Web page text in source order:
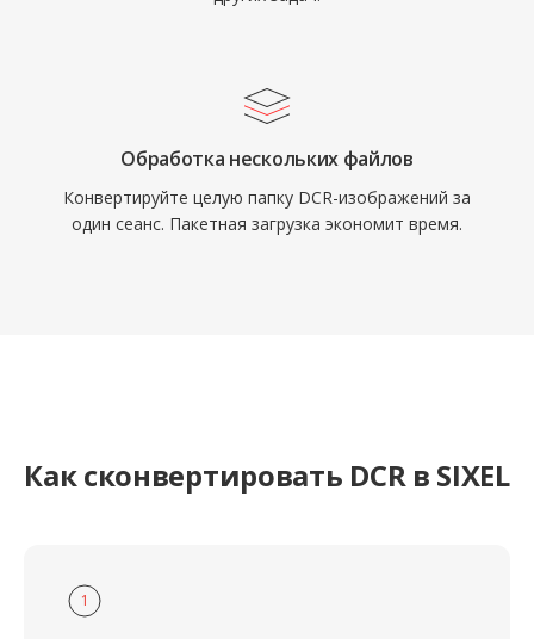
Обработка нескольких файлов
Конвертируйте целую папку DCR-изображений за
один сеанс. Пакетная загрузка экономит время.
Как сконвертировать DCR в SIXEL
1